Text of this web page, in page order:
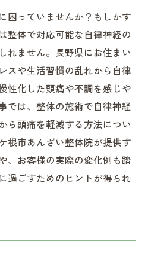
困っていませんか？もしかす
整体で対応可能な自律神経の
れません。長野県にお住まい
スや生活習慣の乱れから自律
性化した頭痛や不調を感じや
では、整体の施術で自律神経
ら頭痛を軽減する方法につい
根市あんざい整体院が提供す
、お客様の実際の変化例も踏
過ごすためのヒントが得られ